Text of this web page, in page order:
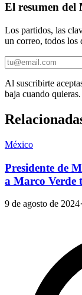
El resumen del
Los partidos, las
un correo, todos los
Al suscribirte
baja cuando quieras.
México
Presidente de
a Marco Verde
9 de agosto de 2024·